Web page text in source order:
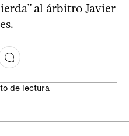
al árbitro Javier
de lectura